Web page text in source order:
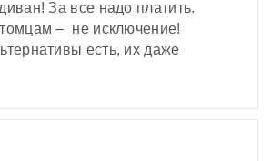
За все надо платить.
– не исключение!
есть, их даже